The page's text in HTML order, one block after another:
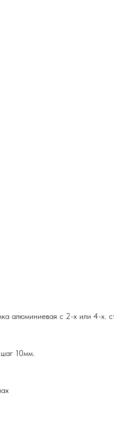
алюминиевая с 2-х или 4-х.
10мм.